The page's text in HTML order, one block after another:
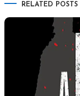
RELATED POSTS